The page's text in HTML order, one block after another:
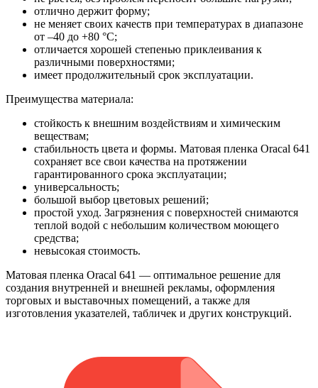
отлично держит форму;
не меняет своих качеств при температурах в диапазоне
от –40 до +80 °С;
отличается хорошей степенью приклеивания к
различными поверхностями;
имеет продолжительный срок эксплуатации.
Преимущества материала:
стойкость к внешним воздействиям и химическим
веществам;
стабильность цвета и формы. Матовая пленка Oracal 641
сохраняет все свои качества на протяжении
гарантированного срока эксплуатации;
универсальность;
большой выбор цветовых решений;
простой уход. Загрязнения с поверхностей снимаются
теплой водой с небольшим количеством моющего
средства;
невысокая стоимость.
Матовая пленка Oracal 641 — оптимальное решение для
создания внутренней и внешней рекламы, оформления
торговых и выставочных помещений, а также для
изготовления указателей, табличек и других конструкций.